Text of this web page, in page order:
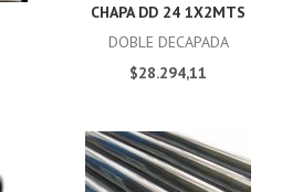
CHAPA DD 24 1X2MTS
DOBLE DECAPADA
$28.294,11